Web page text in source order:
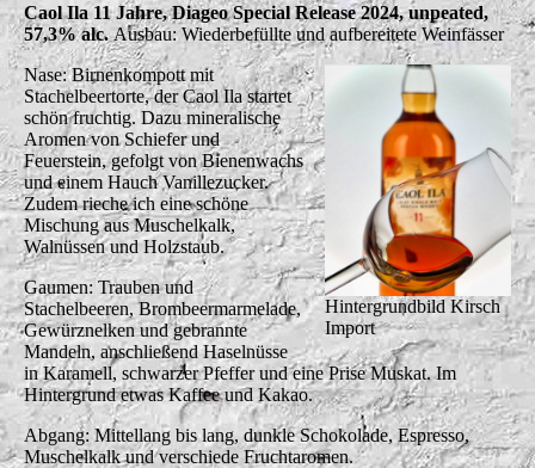
Caol Ila 11 Jahre, Diageo Special Release 2024, unpeated,
57,3% alc.Ausbau: Wiederbefüllte und aufbereitete Weinfässer
Hintergrundbild Kirsch
Import
Nase: Birnenkompott mit
Stachelbeertorte, der Caol Ila startet
schön fruchtig. Dazu mineralische
Aromen von Schiefer und
Feuerstein, gefolgt von Bienenwachs
und einem Hauch Vanillezucker.
Zudem rieche ich eine schöne
Mischung aus Muschelkalk,
Walnüssen und Holzstaub.
Gaumen: Trauben und
Stachelbeeren, Brombeermarmelade,
Gewürznelken und gebrannte
Mandeln, anschließend Haselnüsse
in Karamell, schwarzer Pfeffer und eine Prise Muskat. Im
Hintergrund etwas Kaffee und Kakao.
Abgang: Mittellang bis lang, dunkle Schokolade, Espresso,
Muschelkalk und verschiede Fruchtaromen.